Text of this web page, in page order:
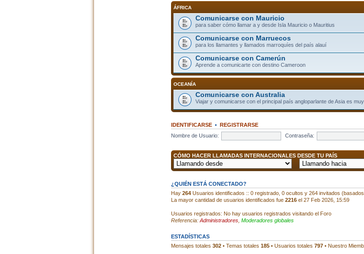
ÁFRICA
Comunicarse con Mauricio
para saber cómo llamar a y desde Isla Mauricio o Mauritius
Comunicarse con Marruecos
para los llamantes y llamados marroquíes del país alauí
Comunicarse con Camerún
Aprende a comunicarte con destino Cameroon
OCEANÍA
Comunicarse con Australia
Viajar y comunicarse con el principal país angloparlante de Asia es
IDENTIFICARSE• REGISTRARSE
Nombre de Usuario:
Contraseña:
CÓMO HACER LLAMADAS INTERNACIONALES DESDE TU PAÍS
¿QUIÉN ESTÁ CONECTADO?
Hay 264Usuarios identificados :: 0 registrado, 0 ocultos y 264 invitados
La mayor cantidad de usuarios identificados fue 2216el 27 Feb 2026, 15:59
Usuarios registrados: No hay usuarios registrados visitando el Foro
Referencia: Administradores, Moderadores globales
ESTADÍSTICAS
Mensajes totales 302• Temas totales 185• Usuarios totales 797• Nuestro